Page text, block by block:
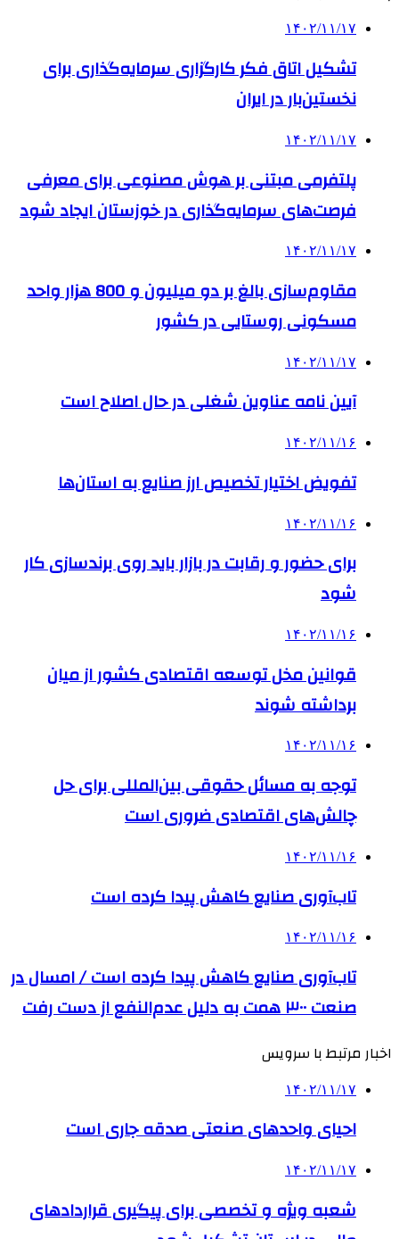
۱۴۰۲/۱۱/۱۷
تشکیل اتاق فکر کارگزاری سرمایه‌گذاری برای
نخستین‌بار در ایران
۱۴۰۲/۱۱/۱۷
پلتفرمی مبتنی بر هوش مصنوعی برای معرفی
فرصت‌های سرمایه‌گذاری در خوزستان ایجاد شود
۱۴۰۲/۱۱/۱۷
مقاوم‌سازی بالغ بر دو میلیون و 800 هزار واحد
مسکونی روستایی در کشور
۱۴۰۲/۱۱/۱۷
آیین نامه عناوین شغلی در حال اصلاح است
۱۴۰۲/۱۱/۱۶
تفویض اختیار تخصیص ارز صنایع به استان‌ها
۱۴۰۲/۱۱/۱۶
برای حضور و رقابت در بازار باید روی برندسازی کار
شود
۱۴۰۲/۱۱/۱۶
قوانین مخل توسعه اقتصادی کشور از میان
برداشته شوند
۱۴۰۲/۱۱/۱۶
توجه به مسائل حقوقی بین‌المللی برای حل
چالش‌های اقتصادی ضروری است
۱۴۰۲/۱۱/۱۶
تاب‌آوری صنایع کاهش پیدا کرده است
۱۴۰۲/۱۱/۱۶
تاب‌آوری صنایع کاهش پیدا کرده است / امسال در
صنعت ۳۰۰ همت به دلیل عدم‌النفع از دست رفت
اخبار مرتبط با سرویس
۱۴۰۲/۱۱/۱۷
احیای واحدهای صنعتی صدقه جاری است
۱۴۰۲/۱۱/۱۷
شعبه ویژه و تخصصی برای پیگیری قراردادهای